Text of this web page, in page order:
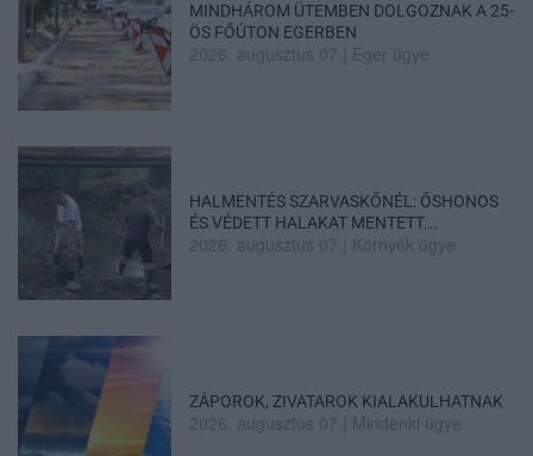
MINDHÁROM ÜTEMBEN DOLGOZNAK A 25-
ÖS FŐÚTON EGERBEN
2026. augusztus 07 Eger ügye
HALMENTÉS SZARVASKŐNÉL: ŐSHONOS
ÉS VÉDETT HALAKAT MENTETT...
2026. augusztus 07 Környék ügye
ZÁPOROK, ZIVATAROK KIALAKULHATNAK
2026. augusztus 07 Mindenki ügye